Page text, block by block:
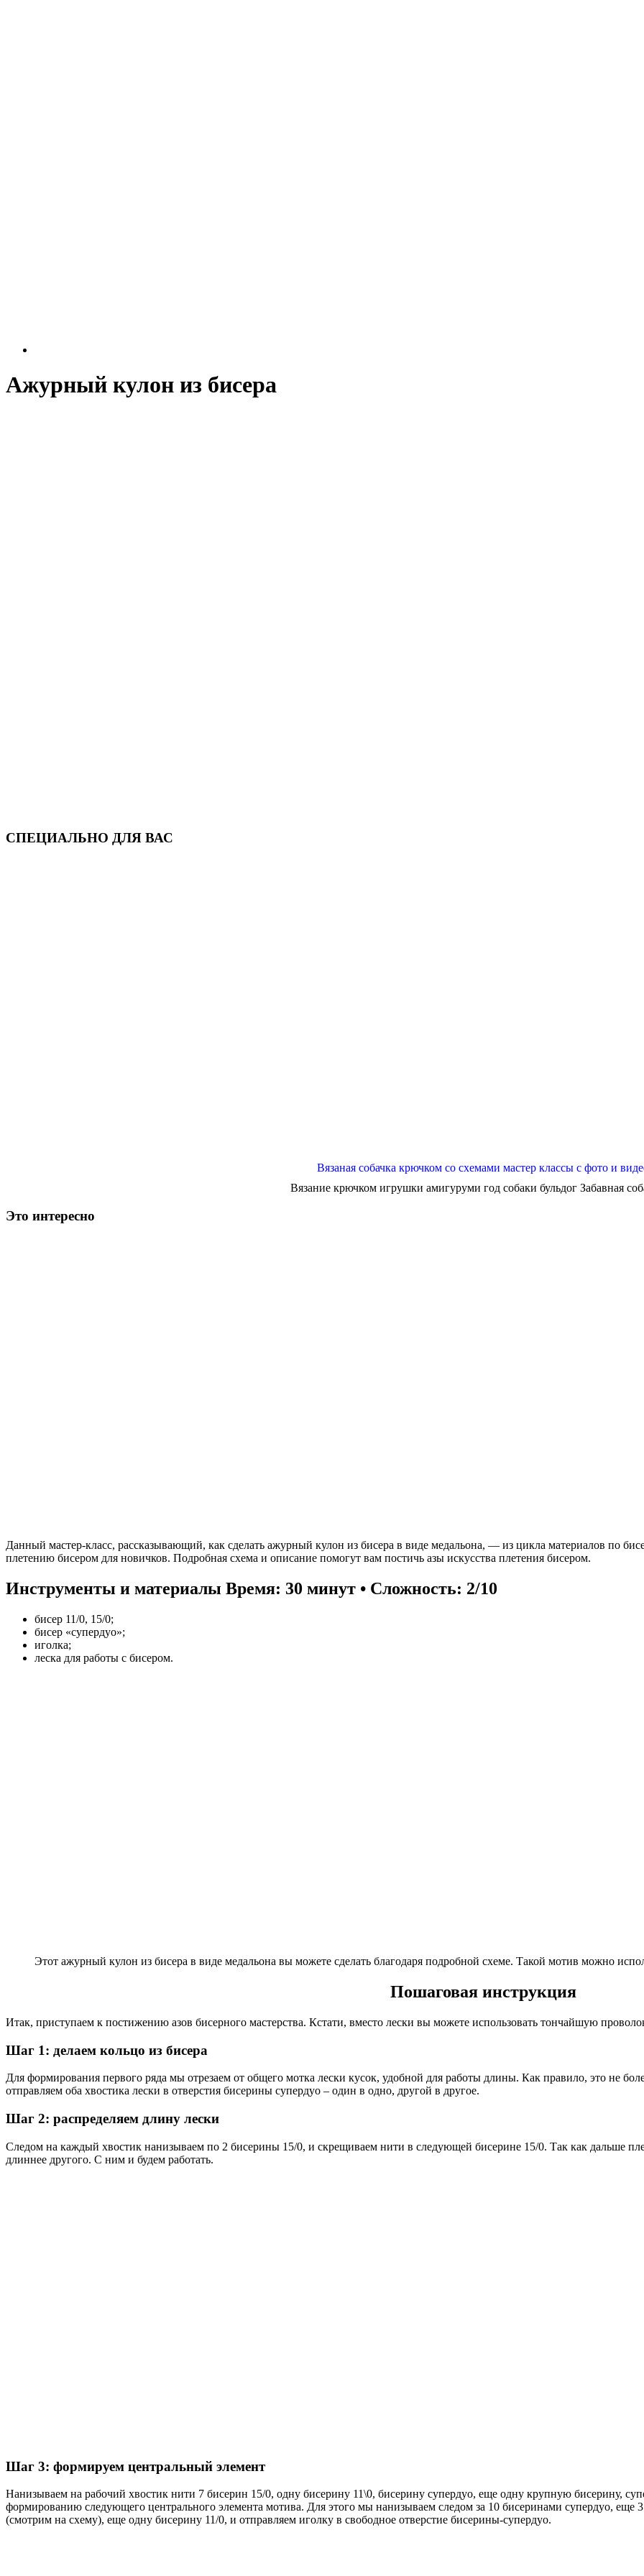
Ажурный кулон из бисера
СПЕЦИАЛЬНО ДЛЯ ВАС
Вязаная собачка крючком со схемами мастер классы с фото и
Вязание крючком игрушки амигуруми год собаки бульдог Забавная
Это интересно
Данный мастер-класс, рассказывающий, как сделать ажурный кулон из бисера в виде медальона, — из цикла материалов по
плетению бисером для новичков. Подробная схема и описание помогут вам постичь азы искусства плетения бисером.
Инструменты и материалы Время: 30 минут • Сложность: 2/10
бисер 11/0, 15/0;
бисер «супердуо»;
иголка;
леска для работы с бисером.
Этот ажурный кулон из бисера в виде медальона вы можете сделать благодаря подробной схеме. Такой мотив можно
Пошаговая инструкция
Итак, приступаем к постижению азов бисерного мастерства. Кстати, вместо лески вы можете использовать тончайшую
Шаг 1: делаем кольцо из бисера
Для формирования первого ряда мы отрезаем от общего мотка лески кусок, удобной для работы длины. Как правило, это не
отправляем оба хвостика лески в отверстия бисерины супердуо – один в одно, другой в другое.
Шаг 2: распределяем длину лески
Следом на каждый хвостик нанизываем по 2 бисерины 15/0, и скрещиваем нити в следующей бисерине 15/0. Так как дальше
длиннее другого. С ним и будем работать.
Шаг 3: формируем центральный элемент
Нанизываем на рабочий хвостик нити 7 бисерин 15/0, одну бисерину 11\0, бисерину супердуо, еще одну крупную бисерину,
формированию следующего центрального элемента мотива. Для этого мы нанизываем следом за 10 бисеринами супердуо,
(смотрим на схему), еще одну бисерину 11/0, и отправляем иголку в свободное отверстие бисерины-супердуо.